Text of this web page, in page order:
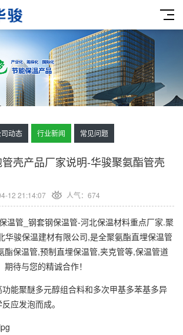
动态 行业新闻 常见问题
壳产品厂家说明-华骏聚氨酯管壳
12 21:14:07 人气： 674
温管_钢套钢保温管-河北保温材料重点厂家.聚
华骏保温建材有限公司,是全聚氨酯直埋保温管
酯保温管,预制直埋保温管,夹克管等,保温管道
待与您的精诚合作！
能聚醚多元醇组合料和多次甲基多苯基多异
反应发泡而成。